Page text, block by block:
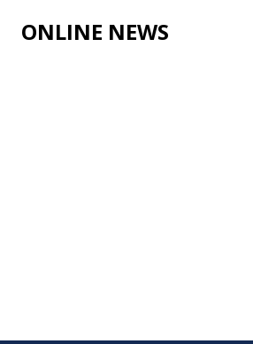
Skip to main content
ONLINE NEWS